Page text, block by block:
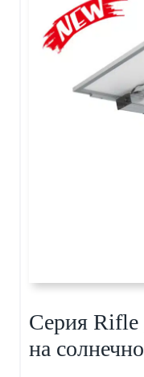
Серия Rifle
на